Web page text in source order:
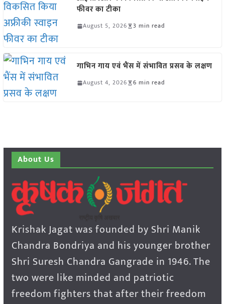
फीवर का टीका
August 5, 2026 3 min read
गाभिन गाय एवं भैंस में संभावित प्रसव के लक्षण
August 4, 2026 6 min read
About Us
Krishak Jagat was founded by Shri Manik
Chandra Bondriya and his younger brother
Shri Suresh Chandra Gangrade in 1946. The
two were like minded and patriotic
freedom fighters that after their freedom